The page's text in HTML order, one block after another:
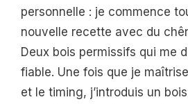
personnelle : je commence
nouvelle recette avec du
Deux bois permissifs qui me
fiable. Une fois que je
et le timing, j’introduis un